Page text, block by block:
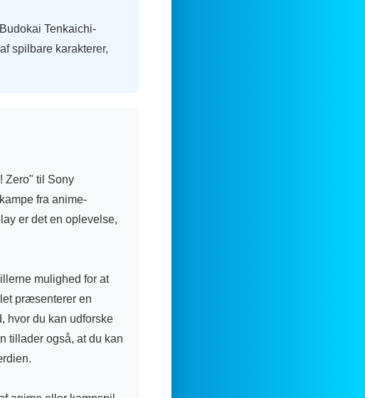
Tenkaichi-
spilbare karakterer,
Zero" til Sony
fra anime-
er det en oplevelse,
mulighed for at
præsenterer en
hvor du kan udforske
tillader også, at du kan